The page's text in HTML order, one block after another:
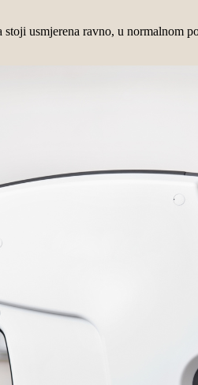
stoji usmjerena ravno, u normalnom